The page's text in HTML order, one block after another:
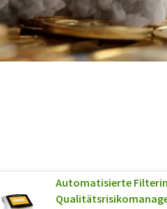
Automatisierte